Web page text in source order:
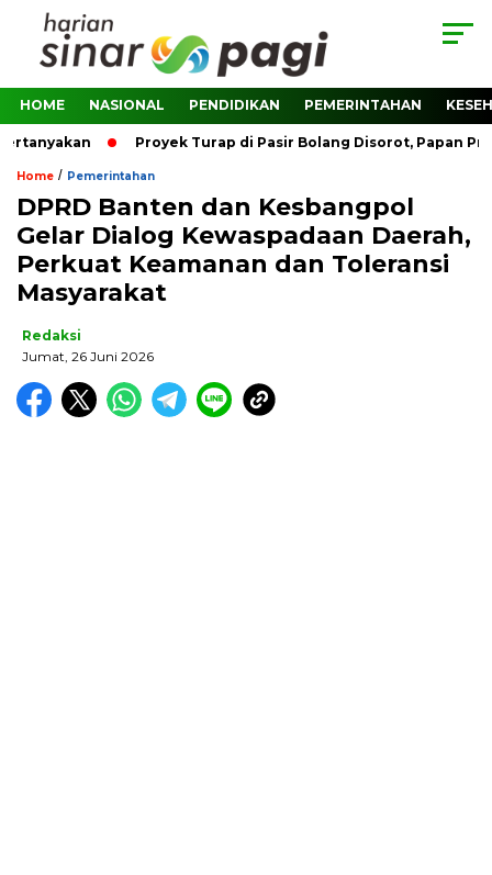
HOME NASIONAL PENDIDIKAN PEMERINTAHAN
Proyek Turap di Pasir Bolang Disorot, Papan
Home / Pemerintahan
DPRD Banten dan Kesbangpol
Gelar Dialog Kewaspadaan Daerah,
Perkuat Keamanan dan Toleransi
Masyarakat
Redaksi
Jumat, 26 Juni 2026